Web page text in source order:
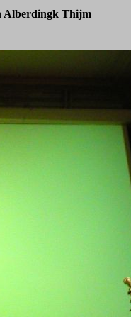
Alberdingk Thijm